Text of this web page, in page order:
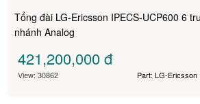
Tổng đài LG-Ericsson IPECS-UCP600 6
nhánh Analog
421,200,000đ
View: 30862 Part: LG-Ericsson